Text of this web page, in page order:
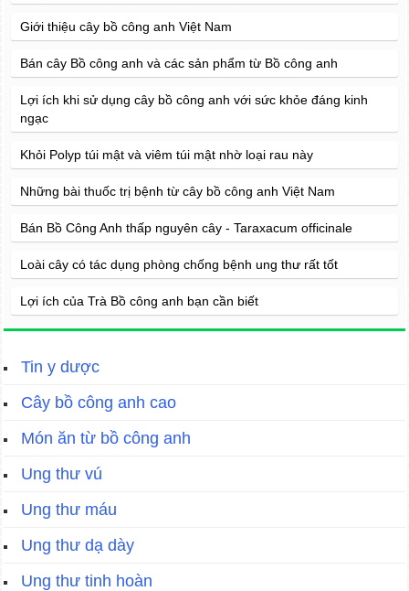
Giới thiệu cây bồ công anh Việt Nam
Bán cây Bồ công anh và các sản phẩm từ Bồ công anh
Lợi ích khi sử dụng cây bồ công anh với sức khỏe đáng kinh
ngạc
Khỏi Polyp túi mật và viêm túi mật nhờ loại rau này
Những bài thuốc trị bệnh từ cây bồ công anh Việt Nam
Bán Bồ Công Anh thấp nguyên cây - Taraxacum officinale
Loài cây có tác dụng phòng chống bệnh ung thư rất tốt
Lợi ích của Trà Bồ công anh bạn cần biết
Tin y dược
Cây bồ công anh cao
Món ăn từ bồ công anh
Ung thư vú
Ung thư máu
Ung thư dạ dày
Ung thư tinh hoàn